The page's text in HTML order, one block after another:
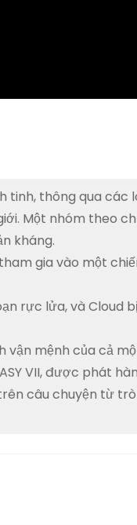
thông qua các
Một nhóm theo
kháng.
gia vào một
rực lửa, và Cloud
vận mệnh của cả
VII, được phát
câu chuyện từ